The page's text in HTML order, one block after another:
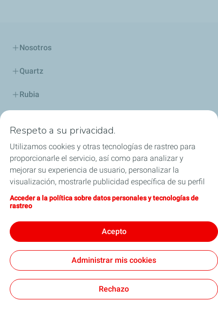
Nosotros
Quartz
Rubia
Lubricantes y especialidades
Distribuidores
Competición
Legal Cookies
Respeto a su privacidad.
Utilizamos cookies y otras tecnologías de rastreo para
proporcionarle el servicio, así como para analizar y
mejorar su experiencia de usuario, personalizar la
visualización, mostrarle publicidad específica de su perfil
en este sitio y en nuestros sitios asociados, y permitirle
compartir nuestro contenido en las redes sociales. Puede
momento haciendo clic en el botón «Gérer mes cookies»
(Gestionar cookies). Al hacer clic en el botón «J’accepte»
(Aceptar), nos autoriza a depositar la totalidad de las
cookies. Si hace clic en «Je refuse» (Rechazar),
estrictamente necesarias para el correcto funcionamiento
del sitio web. Si desea más información (por ejemplo, si
Acceder a la política sobre datos personales y tecnologías de
rastreo
Acepto
Administrar mis cookies
Rechazo